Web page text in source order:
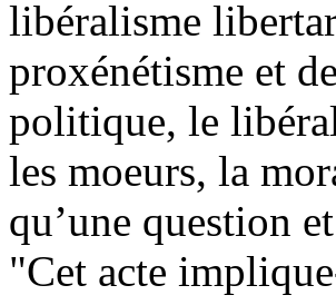
libéralisme
proxénétisme et
politique, le
les moeurs, la
qu’une question
"Cet acte